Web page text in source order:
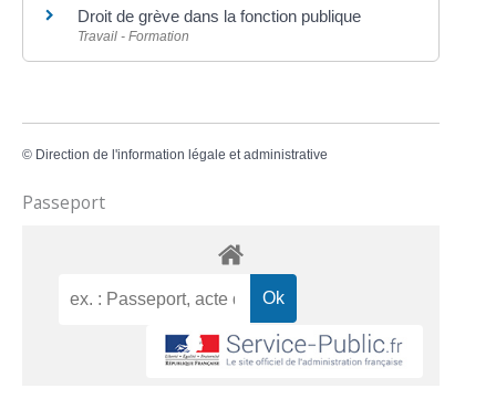
Droit de grève dans la fonction publique
Travail - Formation
© Direction de l'information légale et administrative
Passeport